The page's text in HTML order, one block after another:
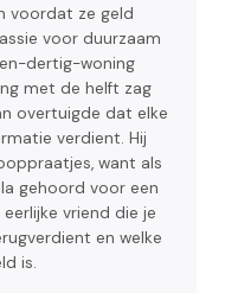
voordat ze geld
voor duurzaam
dertig-woning
met de helft zag
overtuigde dat elke
verdient. Hij
want als
gehoord voor een
vriend die je
en welke
is.